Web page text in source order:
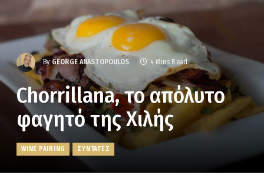
By GEORGE ANASTOPOULOS 4 Mins Read
Chorrillana, το απόλυτο
φαγητό της Χιλής
WINE PAIRING ΣΥΝΤΑΓΕΣ